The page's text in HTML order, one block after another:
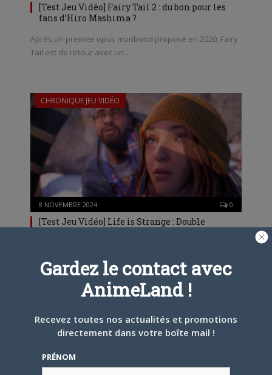
[Test Jeu Vidéo] Fairy Tail 2 : du bon pour les
fans d’Hiro Mashima ?
Après un premier opus moribond proposé en 2020, Fairy
Tail est de retour avec un…
CHRONIQUE JEU VIDÉO
8 NOVEMBRE 2024 0
[Test Jeu Vidéo] Life is Strange : Double
Strange revient pour un 5ème opus (The Awesome…
CHRONIQUE JEU VIDÉO
Gardez le contact avec
AnimeLand !
Recevez toutes nos actualités et promotions
directement dans votre boîte mail !
PRÉNOM